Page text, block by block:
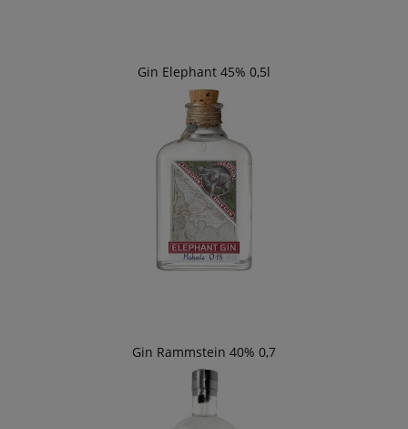
Gin Elephant 45% 0,5l
Gin Rammstein 40% 0,7